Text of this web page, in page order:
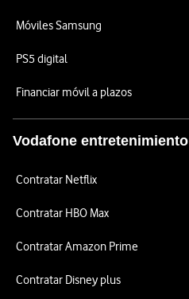
Móviles Samsung
PS5 digital
Financiar móvil a plazos
Vodafone entretenimiento
Contratar Netflix
Contratar HBO Max
Contratar Amazon Prime
Contratar Disney plus